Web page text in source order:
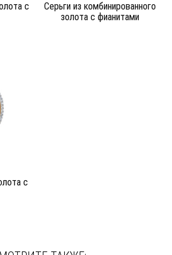
c
Серьги из комбинированного
золота c фианитами
c